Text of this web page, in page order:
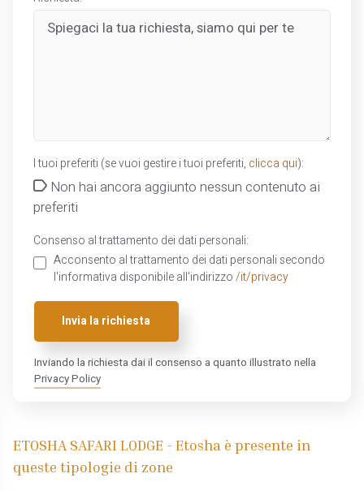
I tuoi preferiti (se vuoi gestire i tuoi preferiti, clicca qui):
Non hai ancora aggiunto nessun contenuto ai
preferiti
Consenso al trattamento dei dati personali:
Acconsento al trattamento dei dati personali secondo
l'informativa disponibile all'indirizzo /it/privacy
Invia la richiesta
Inviando la richiesta dai il consenso a quanto illustrato nella
Privacy Policy
ETOSHA SAFARI LODGE - Etosha è presente in
queste tipologie di zone